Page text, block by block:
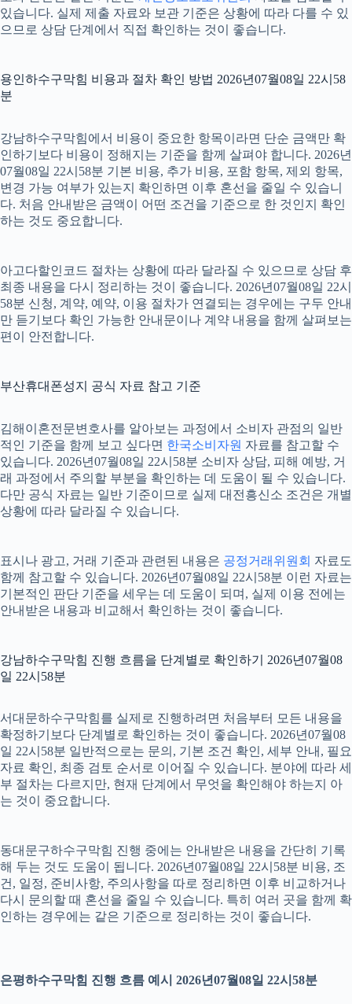
있습니다. 실제 제출 자료와 보관 기준은 상황에 따라 다를 수 있
으므로 상담 단계에서 직접 확인하는 것이 좋습니다.
용인하수구막힘 비용과 절차 확인 방법 2026년07월08일 22시58
분
강남하수구막힘에서 비용이 중요한 항목이라면 단순 금액만 확
인하기보다 비용이 정해지는 기준을 함께 살펴야 합니다. 2026년
07월08일 22시58분 기본 비용, 추가 비용, 포함 항목, 제외 항목,
변경 가능 여부가 있는지 확인하면 이후 혼선을 줄일 수 있습니
다. 처음 안내받은 금액이 어떤 조건을 기준으로 한 것인지 확인
하는 것도 중요합니다.
아고다할인코드 절차는 상황에 따라 달라질 수 있으므로 상담 후
최종 내용을 다시 정리하는 것이 좋습니다. 2026년07월08일 22시
58분 신청, 계약, 예약, 이용 절차가 연결되는 경우에는 구두 안내
만 듣기보다 확인 가능한 안내문이나 계약 내용을 함께 살펴보는
편이 안전합니다.
부산휴대폰성지 공식 자료 참고 기준
김해이혼전문변호사를 알아보는 과정에서 소비자 관점의 일반
적인 기준을 함께 보고 싶다면 한국소비자원 자료를 참고할 수
있습니다. 2026년07월08일 22시58분 소비자 상담, 피해 예방, 거
래 과정에서 주의할 부분을 확인하는 데 도움이 될 수 있습니다.
다만 공식 자료는 일반 기준이므로 실제 대전흥신소 조건은 개별
상황에 따라 달라질 수 있습니다.
표시나 광고, 거래 기준과 관련된 내용은 공정거래위원회 자료도
함께 참고할 수 있습니다. 2026년07월08일 22시58분 이런 자료는
기본적인 판단 기준을 세우는 데 도움이 되며, 실제 이용 전에는
안내받은 내용과 비교해서 확인하는 것이 좋습니다.
강남하수구막힘 진행 흐름을 단계별로 확인하기 2026년07월08
일 22시58분
서대문하수구막힘를 실제로 진행하려면 처음부터 모든 내용을
확정하기보다 단계별로 확인하는 것이 좋습니다. 2026년07월08
일 22시58분 일반적으로는 문의, 기본 조건 확인, 세부 안내, 필요
자료 확인, 최종 검토 순서로 이어질 수 있습니다. 분야에 따라 세
부 절차는 다르지만, 현재 단계에서 무엇을 확인해야 하는지 아
는 것이 중요합니다.
동대문구하수구막힘 진행 중에는 안내받은 내용을 간단히 기록
해 두는 것도 도움이 됩니다. 2026년07월08일 22시58분 비용, 조
건, 일정, 준비사항, 주의사항을 따로 정리하면 이후 비교하거나
다시 문의할 때 혼선을 줄일 수 있습니다. 특히 여러 곳을 함께 확
인하는 경우에는 같은 기준으로 정리하는 것이 좋습니다.
은평하수구막힘 진행 흐름 예시 2026년07월08일 22시58분